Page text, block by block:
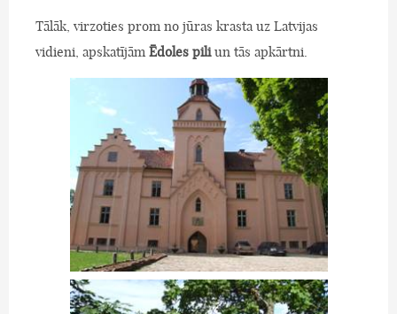
Tālāk, virzoties prom no jūras krasta uz Latvijas
vidieni, apskatījām Ēdoles piliun tās apkārtni.